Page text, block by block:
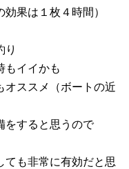
果は１枚４時間）
り
もイイかも
オススメ（ボートの近
をすると思うので
ても非常に有効だと思